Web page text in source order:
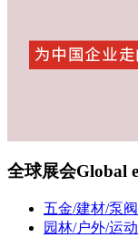
全球展会Global
五金/建材/泵
园林/户外/运